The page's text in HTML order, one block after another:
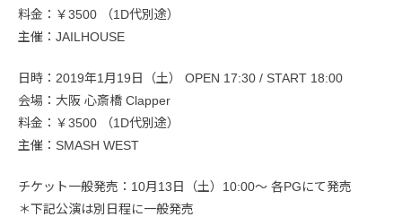
料金：￥3500 （1D代別途）
主催：JAILHOUSE
日時：2019年1月19日（土） OPEN 17:30 / START 18:00
会場：大阪 心斎橋 Clapper
料金：￥3500 （1D代別途）
主催：SMASH WEST
チケット一般発売：10月13日（土）10:00〜 各PGにて発売
＊下記公演は別日程に一般発売